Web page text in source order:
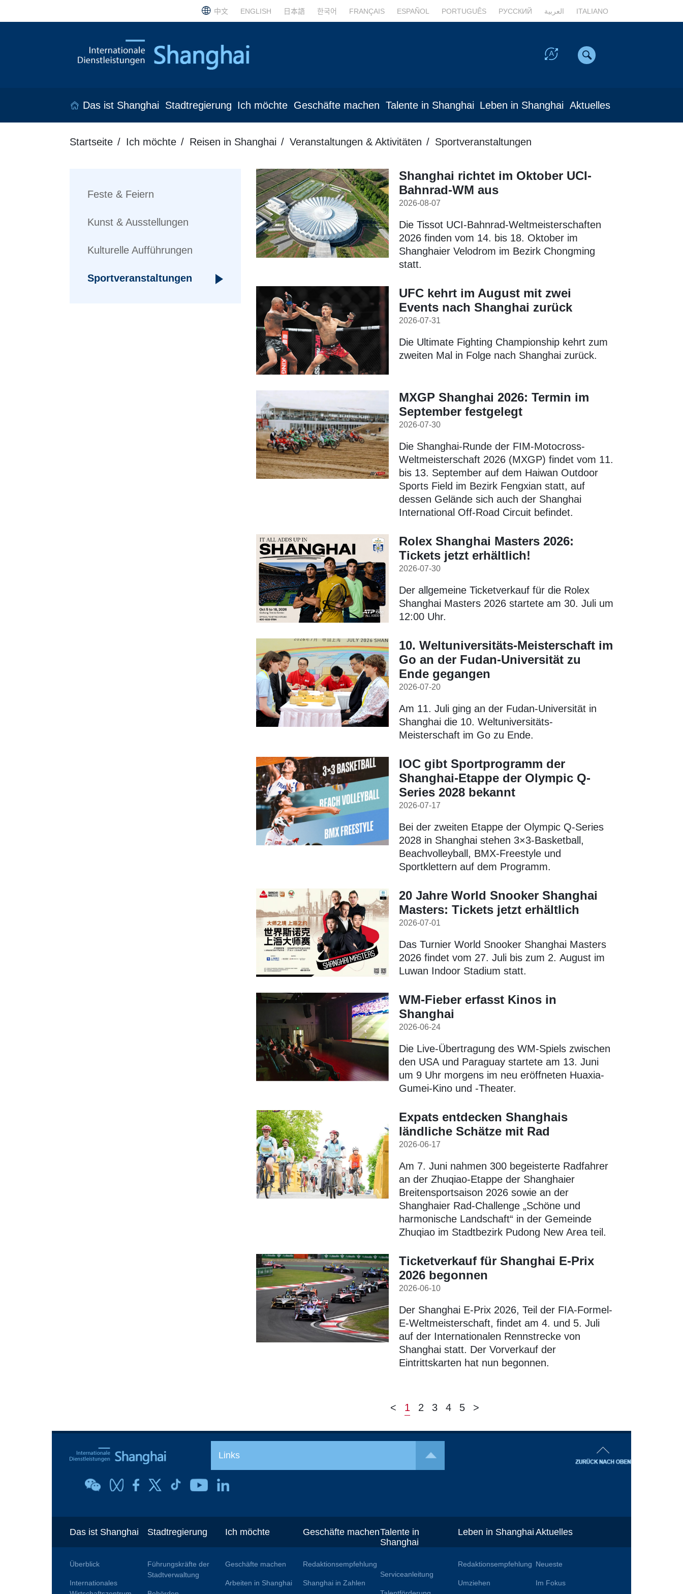
中文 ENGLISH 日本語 한국어 FRANÇAIS ESPAÑOL PORTUGUÊS РУССКИЙ العربية ITALIANO
Das ist Shanghai Stadtregierung Ich möchte Geschäfte machen Talente in Shanghai Leben in Shanghai Aktuelles
Startseite Ich möchte Reisen in Shanghai Veranstaltungen & Aktivitäten Sportveranstaltungen
Feste & Feiern
Kunst & Ausstellungen
Kulturelle Aufführungen
Sportveranstaltungen
Shanghai richtet im Oktober UCI-
Bahnrad-WM aus
2026-08-07
Die Tissot UCI-Bahnrad-Weltmeisterschaften
2026 finden vom 14. bis 18. Oktober im
Shanghaier Velodrom im Bezirk Chongming
statt.
UFC kehrt im August mit zwei
Events nach Shanghai zurück
2026-07-31
Die Ultimate Fighting Championship kehrt zum
zweiten Mal in Folge nach Shanghai zurück.
MXGP Shanghai 2026: Termin im
September festgelegt
2026-07-30
Die Shanghai-Runde der FIM-Motocross-
Weltmeisterschaft 2026 (MXGP) findet vom 11.
bis 13. September auf dem Haiwan Outdoor
Sports Field im Bezirk Fengxian statt, auf
dessen Gelände sich auch der Shanghai
International Off-Road Circuit befindet.
Rolex Shanghai Masters 2026:
Tickets jetzt erhältlich!
2026-07-30
Der allgemeine Ticketverkauf für die Rolex
Shanghai Masters 2026 startete am 30. Juli um
12:00 Uhr.
10. Weltuniversitäts-Meisterschaft im
Go an der Fudan-Universität zu
Ende gegangen
2026-07-20
Am 11. Juli ging an der Fudan-Universität in
Shanghai die 10. Weltuniversitäts-
Meisterschaft im Go zu Ende.
IOC gibt Sportprogramm der
Shanghai-Etappe der Olympic Q-
Series 2028 bekannt
2026-07-17
Bei der zweiten Etappe der Olympic Q-Series
2028 in Shanghai stehen 3×3-Basketball,
Beachvolleyball, BMX-Freestyle und
Sportklettern auf dem Programm.
20 Jahre World Snooker Shanghai
Masters: Tickets jetzt erhältlich
2026-07-01
Das Turnier World Snooker Shanghai Masters
2026 findet vom 27. Juli bis zum 2. August im
Luwan Indoor Stadium statt.
WM-Fieber erfasst Kinos in
Shanghai
2026-06-24
Die Live-Übertragung des WM-Spiels zwischen
den USA und Paraguay startete am 13. Juni
um 9 Uhr morgens im neu eröffneten Huaxia-
Gumei-Kino und -Theater.
Expats entdecken Shanghais
ländliche Schätze mit Rad
2026-06-17
Am 7. Juni nahmen 300 begeisterte Radfahrer
an der Zhuqiao-Etappe der Shanghaier
Breitensportsaison 2026 sowie an der
Shanghaier Rad-Challenge „Schöne und
harmonische Landschaft“ in der Gemeinde
Zhuqiao im Stadtbezirk Pudong New Area teil.
Ticketverkauf für Shanghai E-Prix
2026 begonnen
2026-06-10
Der Shanghai E-Prix 2026, Teil der FIA-Formel-
E-Weltmeisterschaft, findet am 4. und 5. Juli
auf der Internationalen Rennstrecke von
Shanghai statt. Der Vorverkauf der
Eintrittskarten hat nun begonnen.
< 1 2 3 4 5 >
Links
Das ist Shanghai
Überblick
Internationales
Stadtregierung
Führungskräfte der
Stadtverwaltung
Ich möchte
Geschäfte machen
Arbeiten in Shanghai
Geschäfte machen
Redaktionsempfehlung
Shanghai in Zahlen
Talente in
Shanghai
Serviceanleitung
Leben in Shanghai
Redaktionsempfehlung
Umziehen
Aktuelles
Neueste
Im Fokus